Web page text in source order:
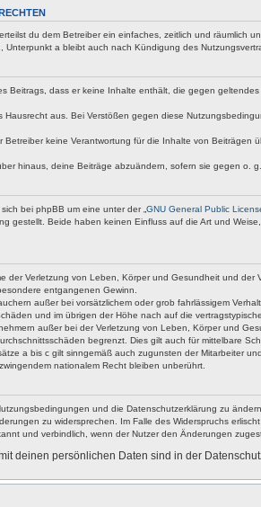
du dem Betreiber ein einfaches, zeitlich und räumlich
Unterpunkt a bleibt auch nach Kündigung des
Beitrags, dass er keine Inhalte enthält, die gegen
Hausrecht aus. Bei Verstößen gegen diese
Betreiber keine Verantwortung für die Inhalte von
hinaus, deine Beiträge abzuändern, sofern sie gegen o.
bei phpBB um eine unter der „ GNU General Public
gestellt. Beide haben keinen Einfluss auf die Art und
der Verletzung von Leben, Körper und Gesundheit und
entgangenen Gewinn.
außer bei vorsätzlichem oder grob fahrlässigem
und im übrigen der Höhe nach auf die
außer bei der Verletzung von Leben, Körper und
begrenzt. Dies gilt auch für mittelbare
a bis c gilt sinngemäß auch zugunsten der Mitarbeiter
nationalem Recht bleiben unberührt.
und die Datenschutzerklärung zu
zu widersprechen. Im Falle des Widerspruchs
und verbindlich, wenn der Nutzer den Änderungen
deinen persönlichen Daten sind in der